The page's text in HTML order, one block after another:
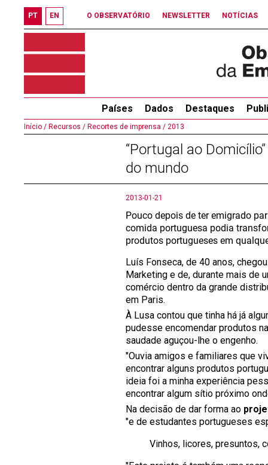
PT EN O OBSERVATÓRIO NEWSLETTER NOTÍCIAS
Países Dados Destaques
Início / Recursos / Recortes de imprensa / 2013
“Portugal ao
do mundo
2013-01-21
Pouco depois de ter emigrado
comida portuguesa podia
produtos portugueses em
Luís Fonseca, de 40 anos,
Marketing e de, durante mais de
comércio dentro da grande
em Paris.
À Lusa contou que tinha há já
pudesse encomendar produtos
saudade aguçou-lhe o engenho.
"Ouvia amigos e familiares que
encontrar alguns produtos
ideia foi a minha experiência
encontrar algum sítio próximo
Na decisão de dar forma ao
"e de estudantes portugueses
Vinhos, licores, presuntos,